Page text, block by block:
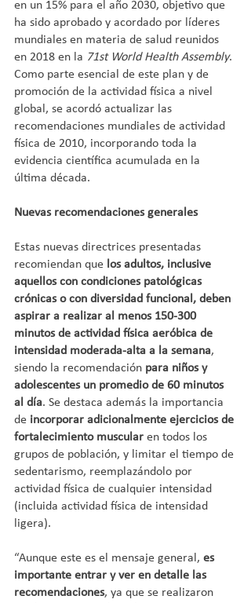
en un 15% para el año 2030, objetivo que
ha sido aprobado y acordado por líderes
mundiales en materia de salud reunidos
en 2018 en la 71st World Health Assembly.
Como parte esencial de este plan y de
promoción de la actividad física a nivel
global, se acordó actualizar las
recomendaciones mundiales de actividad
física de 2010, incorporando toda la
evidencia científica acumulada en la
última década.
Nuevas recomendaciones generales
Estas nuevas directrices presentadas
recomiendan que los adultos, inclusive
aquellos con condiciones patológicas
crónicas o con diversidad funcional, deben
aspirar a realizar al menos 150-300
minutos de actividad física aeróbica de
intensidad moderada-alta a la semana,
siendo la recomendación para niños y
adolescentes un promedio de 60 minutos
al día. Se destaca además la importancia
de incorporar adicionalmente ejercicios de
fortalecimiento muscular en todos los
grupos de población, y limitar el tiempo de
sedentarismo, reemplazándolo por
actividad física de cualquier intensidad
(incluida actividad física de intensidad
ligera).
“Aunque este es el mensaje general, es
importante entrar y ver en detalle las
recomendaciones, ya que se realizaron